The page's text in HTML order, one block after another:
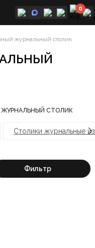
0
журнальный столик
ЖУРНАЛЬНЫЙ СТОЛИК
Столики журнальные
Фильтр